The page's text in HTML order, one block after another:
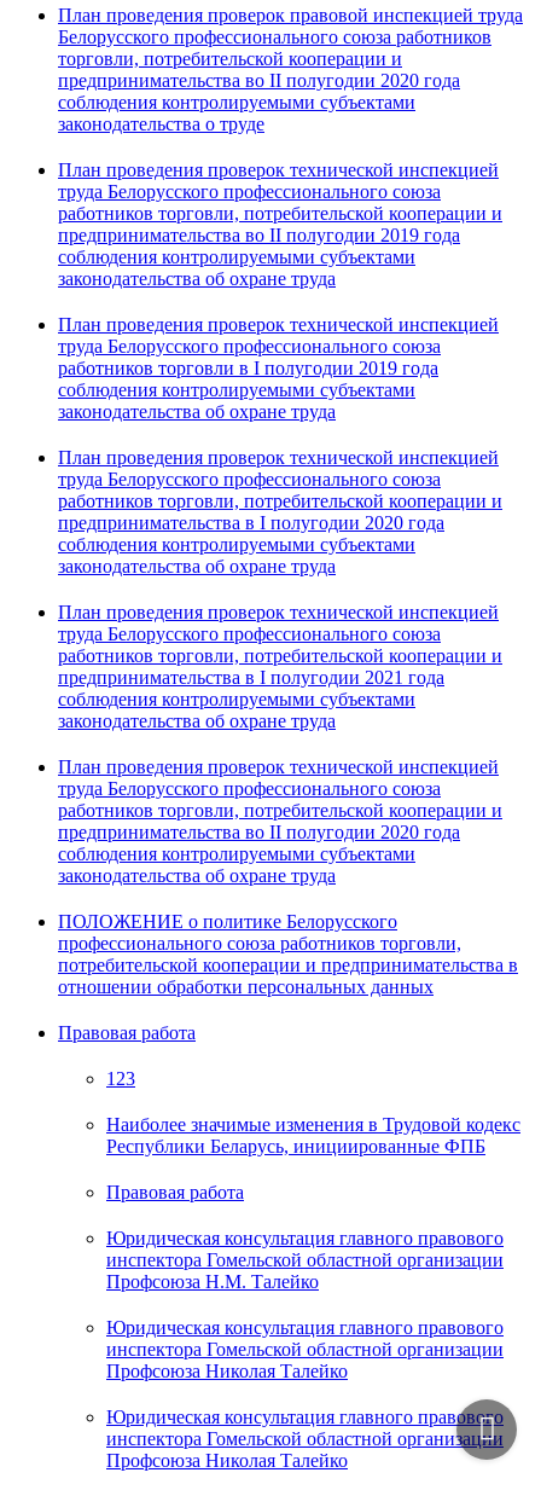
План проведения проверок правовой инспекцией труда
Белорусского профессионального союза работников
торговли, потребительской кооперации и
предпринимательства во II полугодии 2020 года
соблюдения контролируемыми субъектами
законодательства о труде
План проведения проверок технической инспекцией
труда Белорусского профессионального союза
работников торговли, потребительской кооперации и
предпринимательства во II полугодии 2019 года
соблюдения контролируемыми субъектами
законодательства об охране труда
План проведения проверок технической инспекцией
труда Белорусского профессионального союза
работников торговли в I полугодии 2019 года
соблюдения контролируемыми субъектами
законодательства об охране труда
План проведения проверок технической инспекцией
труда Белорусского профессионального союза
работников торговли, потребительской кооперации и
предпринимательства в I полугодии 2020 года
соблюдения контролируемыми субъектами
законодательства об охране труда
План проведения проверок технической инспекцией
труда Белорусского профессионального союза
работников торговли, потребительской кооперации и
предпринимательства в I полугодии 2021 года
соблюдения контролируемыми субъектами
законодательства об охране труда
План проведения проверок технической инспекцией
труда Белорусского профессионального союза
работников торговли, потребительской кооперации и
предпринимательства во II полугодии 2020 года
соблюдения контролируемыми субъектами
законодательства об охране труда
ПОЛОЖЕНИЕ о политике Белорусского
профессионального союза работников торговли,
потребительской кооперации и предпринимательства в
отношении обработки персональных данных
Правовая работа
123
Наиболее значимые изменения в Трудовой кодекс
Республики Беларусь, инициированные ФПБ
Правовая работа
Юридическая консультация главного правового
инспектора Гомельской областной организации
Профсоюза Н.М. Талейко
Юридическая консультация главного правового
инспектора Гомельской областной организации
Профсоюза Николая Талейко
Юридическая консультация главного правового
инспектора Гомельской областной организации
Профсоюза Николая Талейко